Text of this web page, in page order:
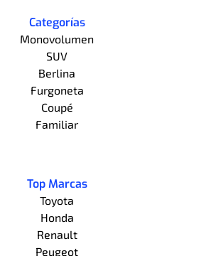
Categorías
Monovolumen
SUV
Berlina
Furgoneta
Coupé
Familiar
Top Marcas
Toyota
Honda
Renault
Peugeot